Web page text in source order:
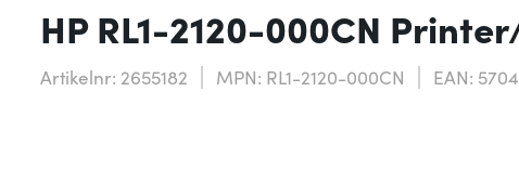
HP RL1-2120-000CN
Artikelnr: 2655182 MPN: RL1-2120-000CN EAN: